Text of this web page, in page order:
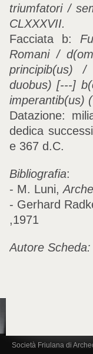
triumfatori /
CLXXXVII.
Facciata b:
Romani /
principib(us)
duobus) [---]
imperantib(us)
Datazione:
dedica
e 367 d.C.
Bibliografia:
- M. Luni,
- Gerhard
,1971
Autore Scheda:
Società Friulana di